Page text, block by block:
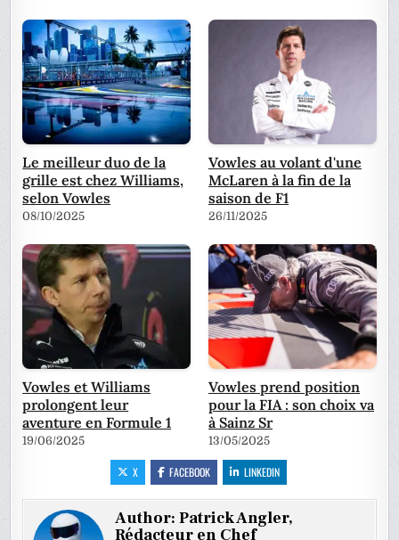
Le meilleur duo de la
grille est chez Williams,
selon Vowles
08/10/2025
Vowles au volant d'une
McLaren à la fin de la
saison de F1
26/11/2025
Vowles et Williams
prolongent leur
aventure en Formule 1
19/06/2025
Vowles prend position
pour la FIA : son choix va
à Sainz Sr
13/05/2025
X FACEBOOK LINKEDIN
Author:Patrick Angler,
Rédacteur en Chef